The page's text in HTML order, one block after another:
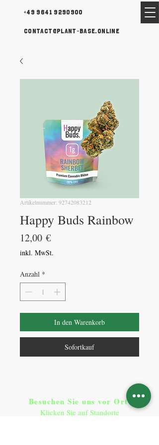
+49 9641 9290900
contact@plant-base.online
Artikelnummer: 92742083212
Happy Buds Rainbow
12,00 €Preis
inkl. MwSt.
Anzahl *
In den Warenkorb
Sofortkauf
Besuchen Sie uns vor Ort​:
Klicken Sie auf Standorte